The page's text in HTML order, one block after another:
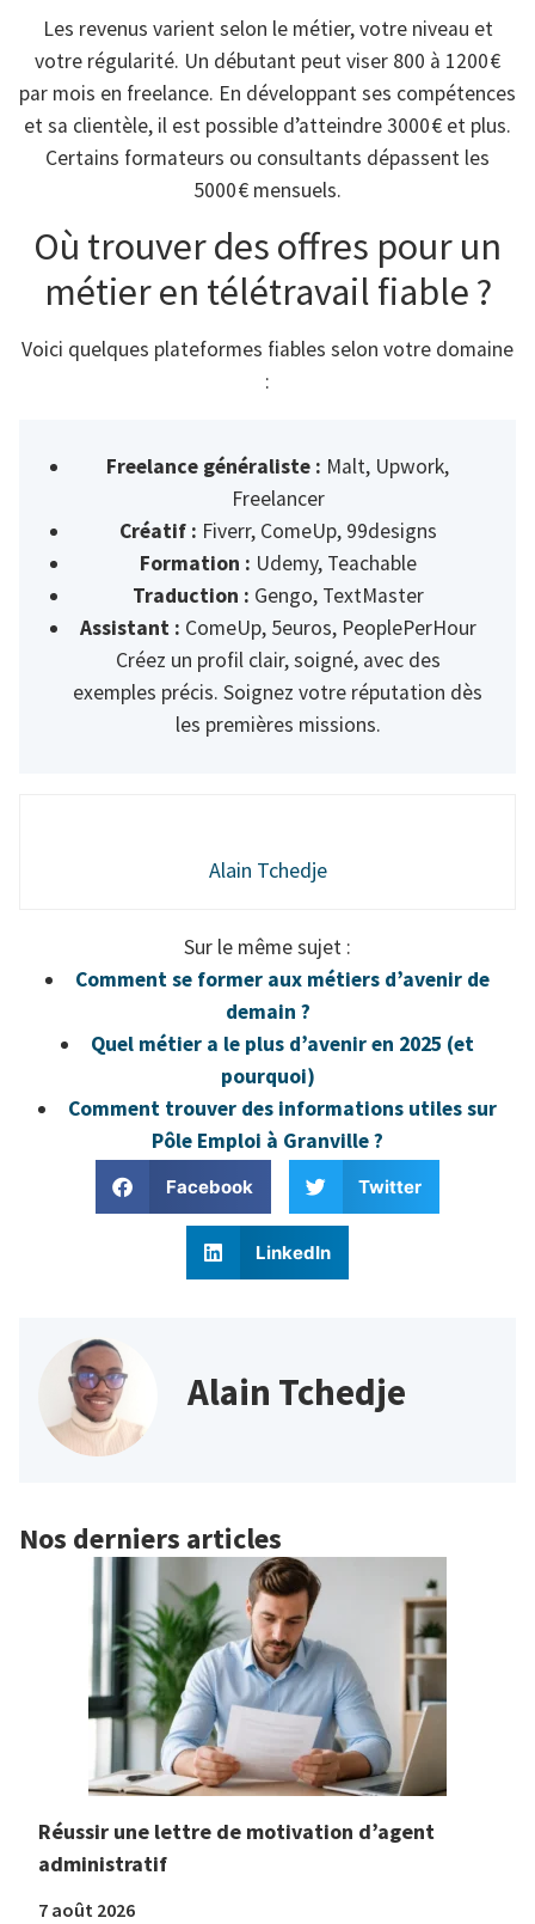
Les revenus varient selon le métier, votre niveau et
votre régularité. Un débutant peut viser 800 à 1200 €
par mois en freelance. En développant ses compétences
et sa clientèle, il est possible d’atteindre 3000 € et plus.
Certains formateurs ou consultants dépassent les
5000 € mensuels.
Où trouver des offres pour un
métier en télétravail fiable ?
Voici quelques plateformes fiables selon votre domaine
:
Freelance généraliste : Malt, Upwork,
Freelancer
Créatif : Fiverr, ComeUp, 99designs
Formation : Udemy, Teachable
Traduction : Gengo, TextMaster
Assistant : ComeUp, 5euros, PeoplePerHour
Créez un profil clair, soigné, avec des
exemples précis. Soignez votre réputation dès
les premières missions.
Alain Tchedje
Sur le même sujet :
Comment se former aux métiers d’avenir de
demain ?
Quel métier a le plus d’avenir en 2025 (et
pourquoi)
Comment trouver des informations utiles sur
Pôle Emploi à Granville ?
Facebook Twitter
LinkedIn
Alain Tchedje
Nos derniers articles
Réussir une lettre de motivation d’agent
administratif
7 août 2026